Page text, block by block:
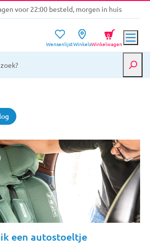
voor 22:00 besteld, morgen in huis
Gratis verzending vanaf €39,-
voor 22:00 besteld, morgen in huis
WensenlijstWinkelsWinkelwagen
0
een autostoeltje